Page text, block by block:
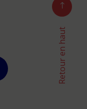
Retour en haut